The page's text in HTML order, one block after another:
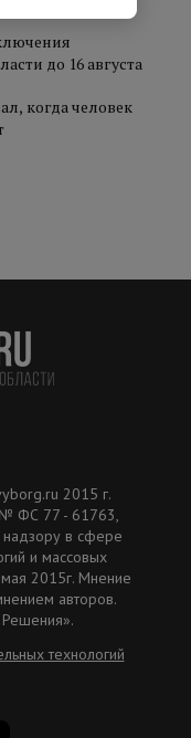
до 16 августа
когда человек
2015 г.
№ ФС 77 - 61763,
в сфере
и массовых
2015г. Мнение
авторов.
технологий